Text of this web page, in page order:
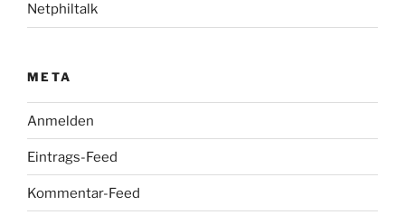
Netphiltalk
META
Anmelden
Eintrags-Feed
Kommentar-Feed